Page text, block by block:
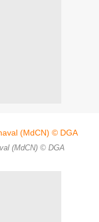
(MdCN) © DGA